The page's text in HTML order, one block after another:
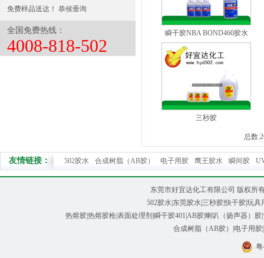
免费样品送达！ 恭候垂询
全国免费热线：
4008-818-502
瞬干胶NBA BOND460胶水
三秒胶
总数
友情链接： 502胶水 合成树脂（AB胶） 电子用胶 鹰王胶水 瞬间胶
东莞市好宜达化工有限公司 版权所
502胶水 东莞胶水三秒胶|快干胶|玩具
热熔胶|热熔胶枪表面处理剂 瞬干胶401 AB胶|喇叭（扬声器）胶
合成树脂（AB胶）|电子用胶|
粤